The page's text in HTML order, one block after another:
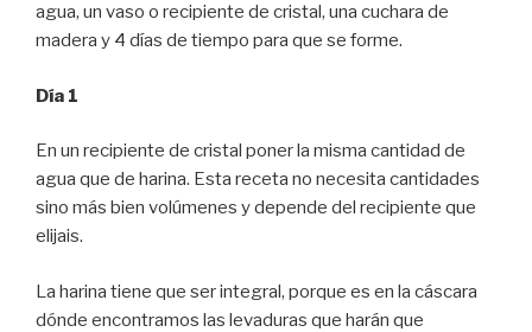
agua, un vaso o recipiente de cristal, una cuchara de
madera y 4 días de tiempo para que se forme.
Día 1
En un recipiente de cristal poner la misma cantidad de
agua que de harina. Esta receta no necesita cantidades
sino más bien volúmenes y depende del recipiente que
elijais.
La harina tiene que ser integral, porque es en la cáscara
dónde encontramos las levaduras que harán que